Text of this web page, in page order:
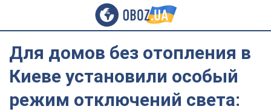
Для домов без отопления в
Киеве установили особый
режим отключений света: